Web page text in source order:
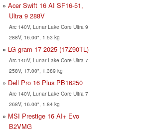
Acer Swift 16 AI SF16-51,
Ultra 9 288V
Arc 140V, Lunar Lake Core Ultra 9
288V, 16.00", 1.53 kg
LG gram 17 2025 (17Z90TL)
Arc 140V, Lunar Lake Core Ultra 7
258V, 17.00", 1.389 kg
Dell Pro 16 Plus PB16250
Arc 140V, Lunar Lake Core Ultra 7
268V, 16.00", 1.84 kg
MSI Prestige 16 AI+ Evo
B2VMG